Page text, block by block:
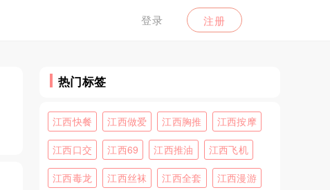
登录 注册
热门标签
江西快餐 江西做爱 江西胸推 江西按摩
江西口交 江西69 江西推油 江西飞机
江西毒龙 江西丝袜 江西全套 江西漫游